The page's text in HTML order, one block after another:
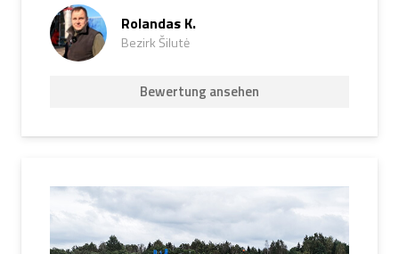
Rolandas K.
Bezirk Šilutė
Bewertung ansehen